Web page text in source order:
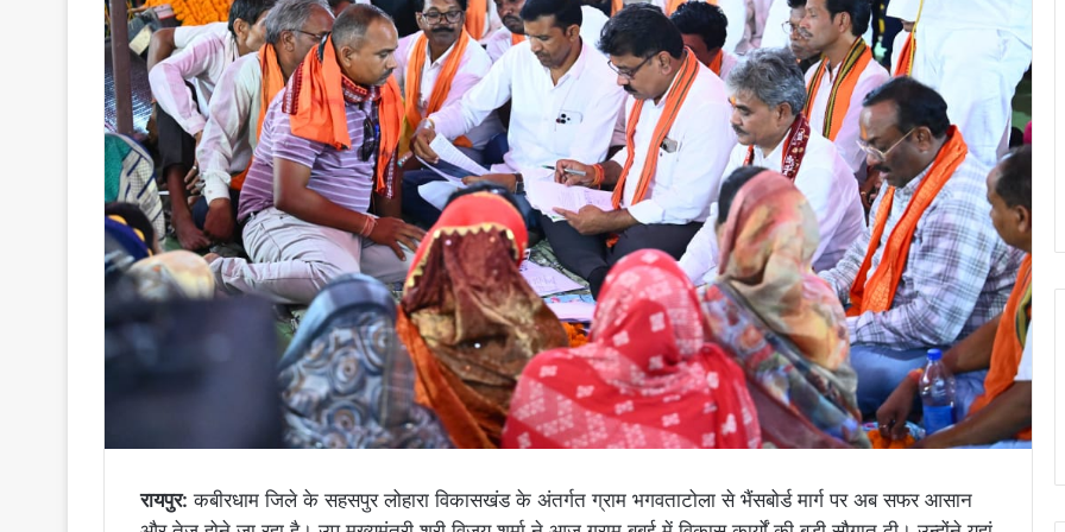
रायपुर: कबीरधाम जिले के सहसपुर लोहारा विकासखंड के अंतर्गत ग्राम भगवताटोला से भैंसबोर्ड मार्ग पर अब सफर आसान